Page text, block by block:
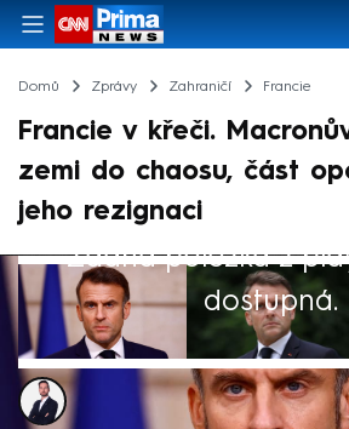
Domů Zprávy Zahraničí Francie
Francie v křeči.
zemi do chaosu, část
jeho rezignaci
Žádná položka z
dostupná.
Tomáš Kačmár
5. pro 2024, 16:24